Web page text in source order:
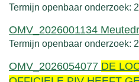
Termijn openbaar onderzoek:
OMV_2026001134
Termijn openbaar onderzoek:
OMV_2026054077 DE